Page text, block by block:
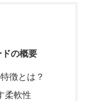
の概要
徴とは？
柔軟性